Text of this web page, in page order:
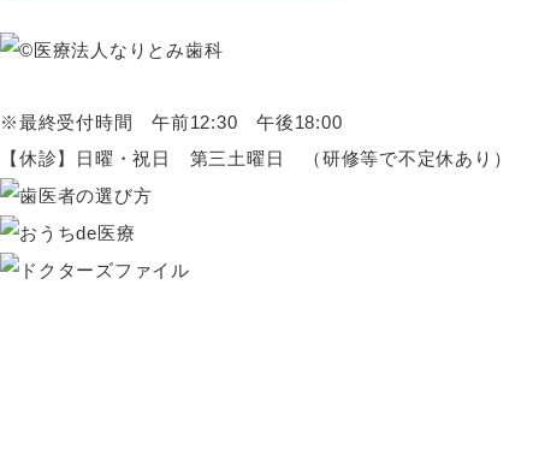
※最終受付時間 午前12:30 午後18:00
【休診】日曜・祝日 第三土曜日 （研修等で不定休あり）